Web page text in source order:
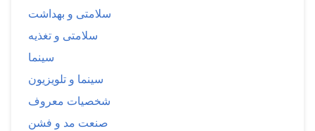
سلامتی و بهداشت
سلامتی و تغذیه
سینما
سینما و تلویزیون
شخصیات معروف
صنعت مد و فشن